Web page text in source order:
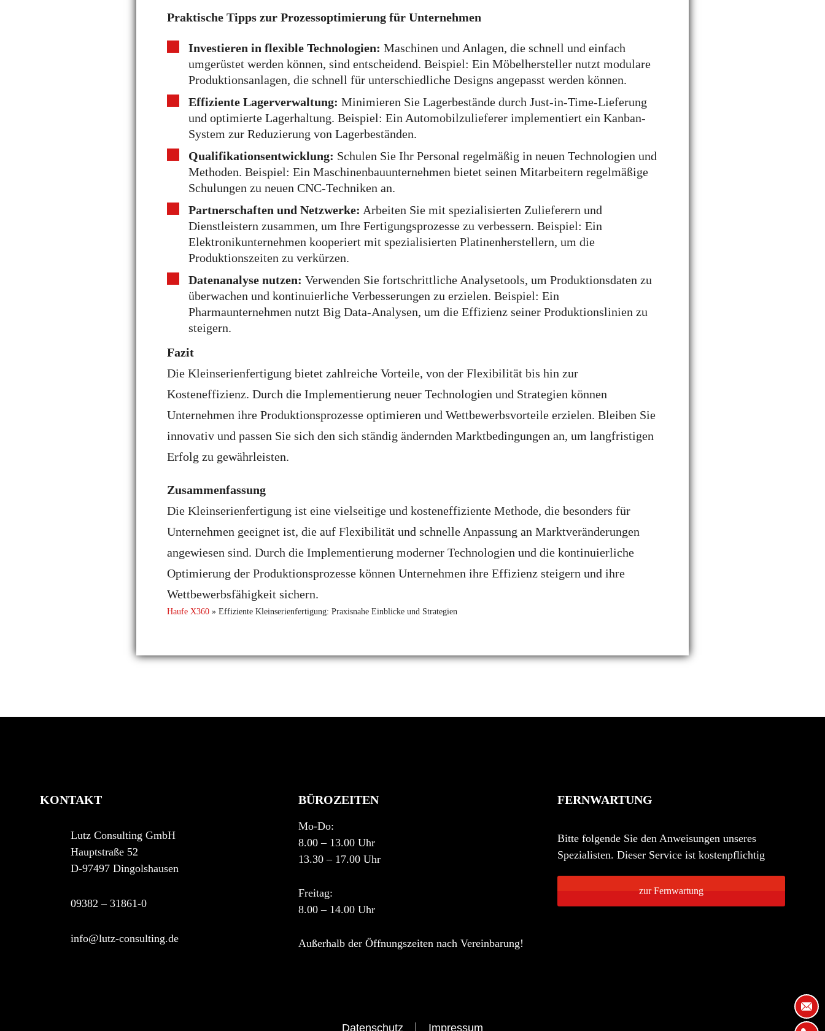
Praktische Tipps zur Prozessoptimierung für Unternehmen
Investieren in flexible Technologien: Maschinen und Anlagen, die schnell und einfach
umgerüstet werden können, sind entscheidend. Beispiel: Ein Möbelhersteller nutzt modulare
Produktionsanlagen, die schnell für unterschiedliche Designs angepasst werden können.
Effiziente Lagerverwaltung: Minimieren Sie Lagerbestände durch Just-in-Time-Lieferung
und optimierte Lagerhaltung. Beispiel: Ein Automobilzulieferer implementiert ein Kanban-
System zur Reduzierung von Lagerbeständen.
Qualifikationsentwicklung: Schulen Sie Ihr Personal regelmäßig in neuen Technologien und
Methoden. Beispiel: Ein Maschinenbauunternehmen bietet seinen Mitarbeitern regelmäßige
Schulungen zu neuen CNC-Techniken an.
Partnerschaften und Netzwerke: Arbeiten Sie mit spezialisierten Zulieferern und
Dienstleistern zusammen, um Ihre Fertigungsprozesse zu verbessern. Beispiel: Ein
Elektronikunternehmen kooperiert mit spezialisierten Platinenherstellern, um die
Produktionszeiten zu verkürzen.
Datenanalyse nutzen: Verwenden Sie fortschrittliche Analysetools, um Produktionsdaten zu
überwachen und kontinuierliche Verbesserungen zu erzielen. Beispiel: Ein
Pharmaunternehmen nutzt Big Data-Analysen, um die Effizienz seiner Produktionslinien zu
steigern.
Fazit
Die Kleinserienfertigung bietet zahlreiche Vorteile, von der Flexibilität bis hin zur
Kosteneffizienz. Durch die Implementierung neuer Technologien und Strategien können
Unternehmen ihre Produktionsprozesse optimieren und Wettbewerbsvorteile erzielen. Bleiben Sie
innovativ und passen Sie sich den sich ständig ändernden Marktbedingungen an, um langfristigen
Erfolg zu gewährleisten.
Zusammenfassung
Die Kleinserienfertigung ist eine vielseitige und kosteneffiziente Methode, die besonders für
Unternehmen geeignet ist, die auf Flexibilität und schnelle Anpassung an Marktveränderungen
angewiesen sind. Durch die Implementierung moderner Technologien und die kontinuierliche
Optimierung der Produktionsprozesse können Unternehmen ihre Effizienz steigern und ihre
Wettbewerbsfähigkeit sichern.
Haufe X360 » Effiziente Kleinserienfertigung: Praxisnahe Einblicke und Strategien
KONTAKT
Lutz Consulting GmbH
Hauptstraße 52
D-97497 Dingolshausen
09382 – 31861-0
info@lutz-consulting.de
BÜROZEITEN
Mo-Do:
8.00 – 13.00 Uhr
13.30 – 17.00 Uhr
Freitag:
8.00 – 14.00 Uhr
Außerhalb der Öffnungszeiten nach Vereinbarung!
FERNWARTUNG
Bitte folgende Sie den Anweisungen unseres
Spezialisten. Dieser Service ist kostenpflichtig
zur Fernwartung
Datenschutz
Impressum